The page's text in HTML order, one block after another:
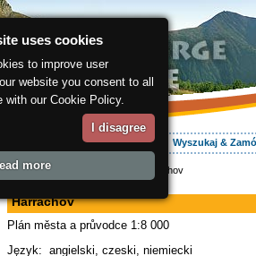
Zakwaterowanie Wyszukaj &
ergis.cz> > Harrachov
Harrachov
Plán města a průvodce 1:8 000
Język: angielski, czeski, niemiecki
uses cookies
to improve user
website you consent to all
with our Cookie Policy.
I disagree
more